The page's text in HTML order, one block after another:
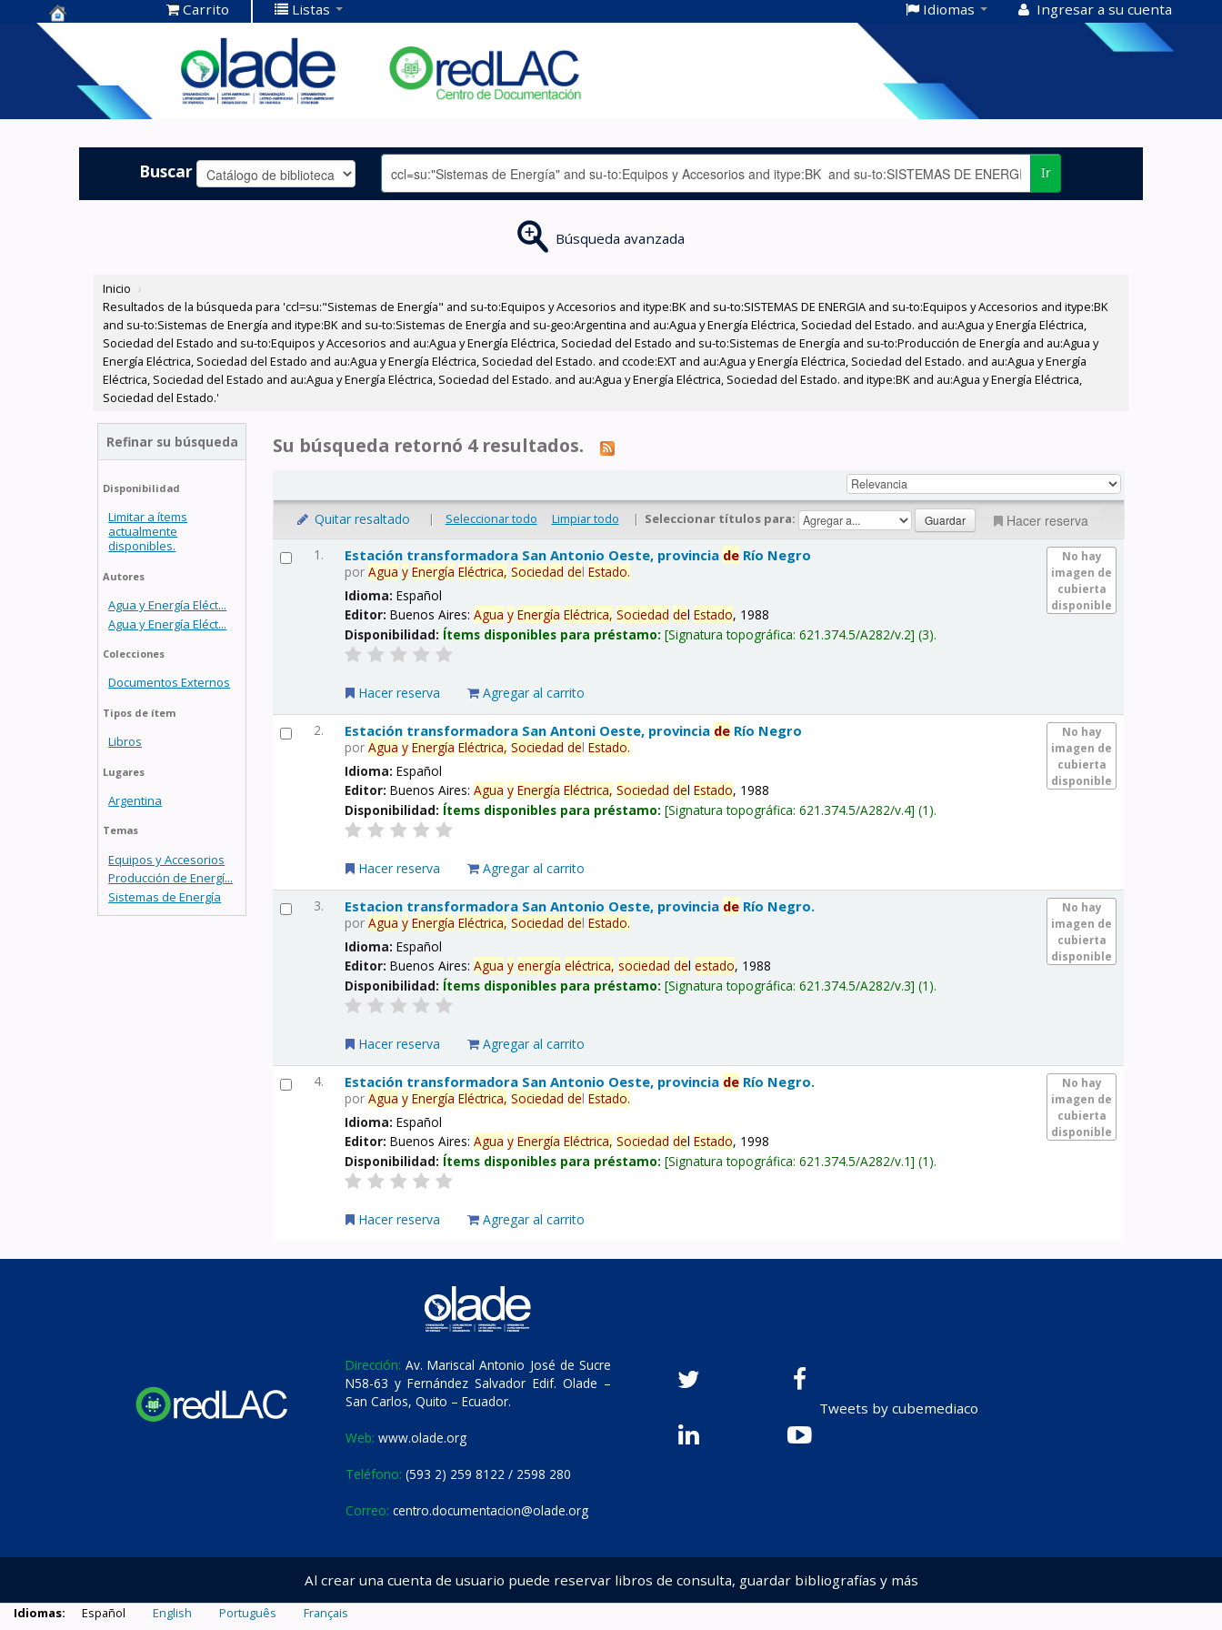
Centro de
Documentación
OLADE -
Carrito Listas Idiomas Ingresar a su cuenta
Buscar Ir
Búsqueda avanzada
Inicio ›
Resultados de la búsqueda para 'ccl=su:"Sistemas de Energía" and su-to:Equipos y Accesorios and itype:BK and su-to:SISTEMAS DE ENERGIA and su-to:Equipos y Accesorios and itype:BK
and su-to:Sistemas de Energía and itype:BK and su-to:Sistemas de Energía and su-geo:Argentina and au:Agua y Energía Eléctrica, Sociedad del Estado. and au:Agua y Energía Eléctrica,
Sociedad del Estado and su-to:Equipos y Accesorios and au:Agua y Energía Eléctrica, Sociedad del Estado and su-to:Sistemas de Energía and su-to:Producción de Energía and au:Agua y
Energía Eléctrica, Sociedad del Estado and au:Agua y Energía Eléctrica, Sociedad del Estado. and ccode:EXT and au:Agua y Energía Eléctrica, Sociedad del Estado. and au:Agua y Energía
Eléctrica, Sociedad del Estado and au:Agua y Energía Eléctrica, Sociedad del Estado. and au:Agua y Energía Eléctrica, Sociedad del Estado. and itype:BK and au:Agua y Energía Eléctrica,
Sociedad del Estado.'
Refinar su búsqueda
Disponibilidad
Limitar a ítems
actualmente
disponibles.
Autores
Agua y Energía Eléct...
Agua y Energía Eléct...
Colecciones
Documentos Externos
Tipos de ítem
Libros
Lugares
Argentina
Temas
Equipos y Accesorios
Producción de Energí...
Sistemas de Energía
Su búsqueda retornó 4 resultados.
Quitar resaltado | Seleccionar todo Limpiar todo | Seleccionar títulos para: Hacer reserva
1.
No hay
imagen de
cubierta
disponible
Estación transformadora San Antonio Oeste, provincia de Río Negro
porAgua y Energía Eléctrica, Sociedad delEstado.
Idioma:Español
Editor:Buenos Aires:Agua y Energía Eléctrica, Sociedad delEstado, 1988
Disponibilidad: Ítems disponibles para préstamo: Signatura topográfica:621.374.5/A282/v.2 (3).
Hacer reserva Agregar al carrito
2.
No hay
imagen de
cubierta
disponible
Estación transformadora San Antoni Oeste, provincia de Río Negro
porAgua y Energía Eléctrica, Sociedad delEstado.
Idioma:Español
Editor:Buenos Aires:Agua y Energía Eléctrica, Sociedad delEstado, 1988
Disponibilidad: Ítems disponibles para préstamo: Signatura topográfica:621.374.5/A282/v.4 (1).
Hacer reserva Agregar al carrito
3.
No hay
imagen de
cubierta
disponible
Estacion transformadora San Antonio Oeste, provincia de Río Negro.
porAgua y Energía Eléctrica, Sociedad delEstado.
Idioma:Español
Editor:Buenos Aires:Agua y energía eléctrica, sociedad delestado, 1988
Disponibilidad: Ítems disponibles para préstamo: Signatura topográfica:621.374.5/A282/v.3 (1).
Hacer reserva Agregar al carrito
4.
No hay
imagen de
cubierta
disponible
Estación transformadora San Antonio Oeste, provincia de Río Negro.
porAgua y Energía Eléctrica, Sociedad delEstado.
Idioma:Español
Editor:Buenos Aires:Agua y Energía Eléctrica, Sociedad delEstado, 1998
Disponibilidad: Ítems disponibles para préstamo: Signatura topográfica:621.374.5/A282/v.1 (1).
Hacer reserva Agregar al carrito
Dirección: Av. Mariscal Antonio José de Sucre
N58-63 y Fernández Salvador Edif. Olade –
San Carlos, Quito – Ecuador.
Web: www.olade.org
Teléfono: (593 2) 259 8122 / 2598 280
Correo: centro.documentacion@olade.org
Tweets by cubemediaco
Al crear una cuenta de usuario puede reservar libros de consulta, guardar bibliografías y más
Idiomas: Español English Português Français